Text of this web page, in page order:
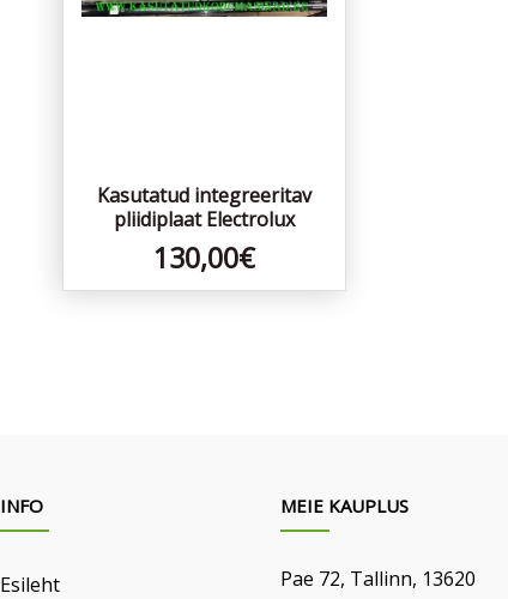
Kasutatud integreeritav
pliidiplaat Electrolux
130,00€
INFO
Esileht
MEIE KAUPLUS
Pae 72, Tallinn, 13620